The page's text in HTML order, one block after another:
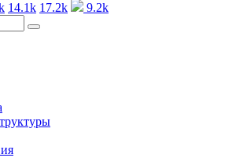
14.1k 17.2k 9.2k